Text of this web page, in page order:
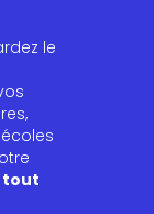
le
tout